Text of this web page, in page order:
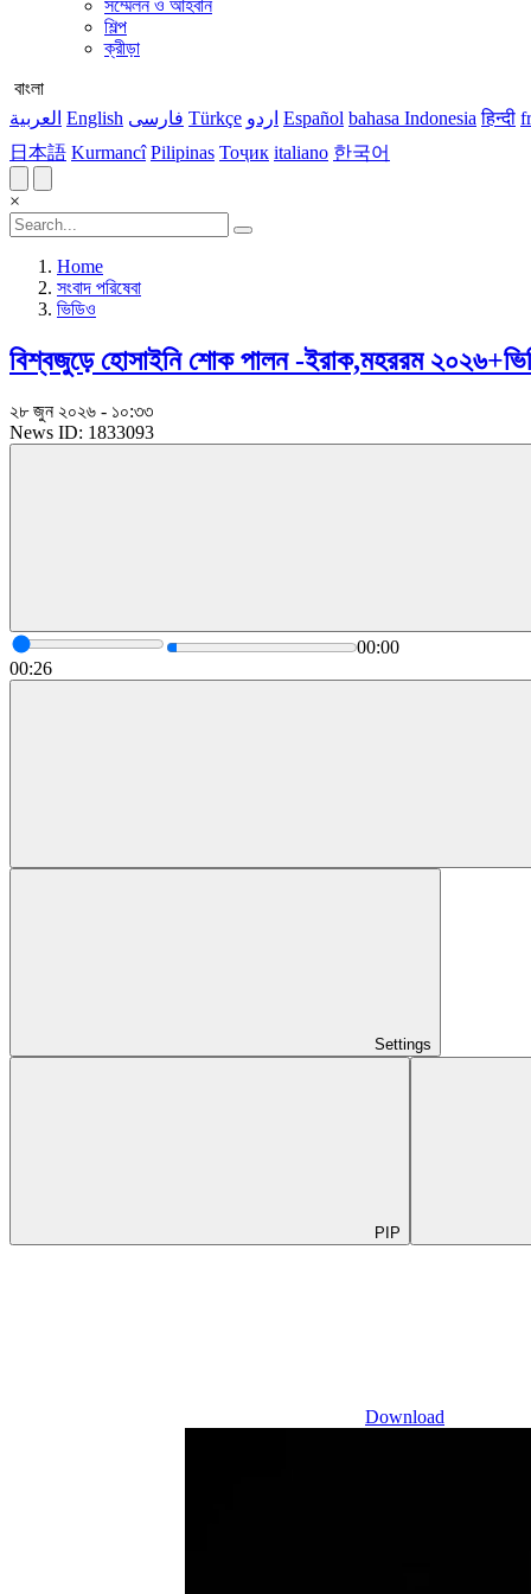
সম্মেলন ও আহবান
শিল্প
ক্রীড়া
বাংলা
العربية English فارسی Türkçe اردو Español bahasa Indonesia हिन्दी
日本語 Kurmancî Pilipinas Тоҷик italiano 한국어
×
Home
সংবাদ পরিষেবা
ভিডিও
বিশ্বজুড়ে হোসাইনি শোক পালন -ইরাক,মহররম
২৮ জুন ২০২৬ - ১০:৩৩
News ID: 1833093
00:00
00:26
Settings
PIP
Download